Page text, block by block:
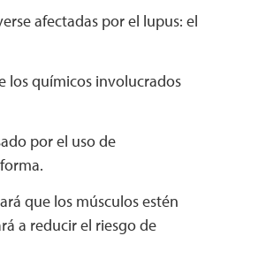
afectadas por el lupus: el
los químicos involucrados
por el uso de
que los músculos estén
a reducir el riesgo de